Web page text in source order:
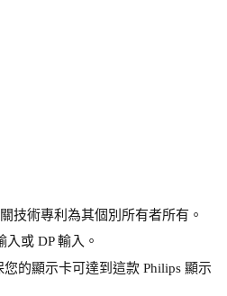
技術專利為其個別所有者所有。
或 DP 輸入。
的顯示卡可達到這款 Philips 顯示